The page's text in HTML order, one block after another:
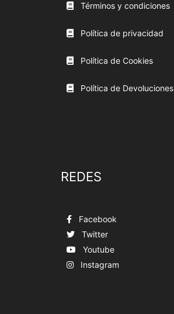
Términos y condiciones
Política de privacidad
Política de Cookies
Política de Devoluciones
REDES
Facebook
Twitter
Youtube
Instagram